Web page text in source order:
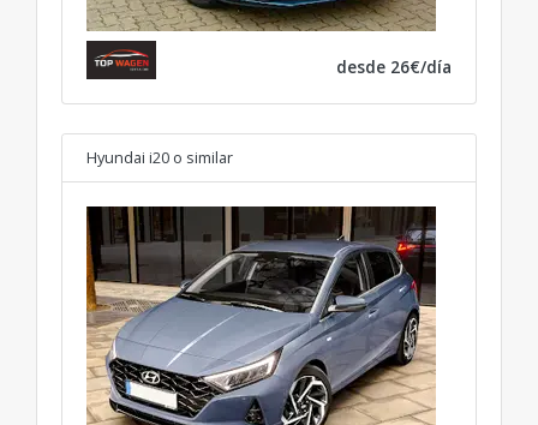
desde 26€/día
Hyundai i20 o similar